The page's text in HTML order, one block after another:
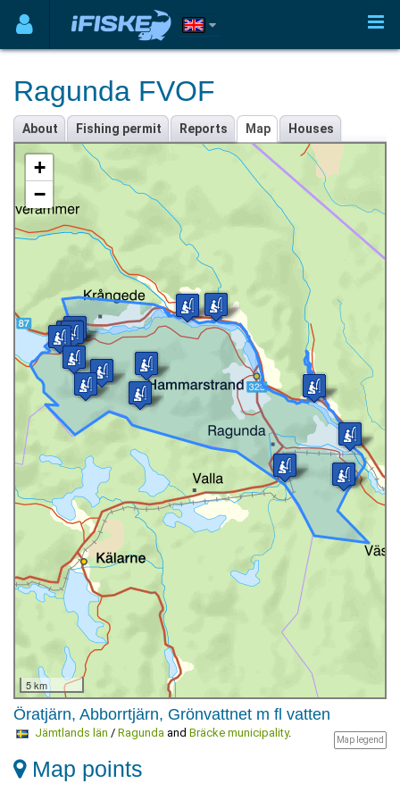
Ragunda FVOF
About Fishing permit Reports Map Houses
+
−
5 km
Öratjärn, Abborrtjärn, Grönvattnet m fl vatten
Map legend
Jämtlands län / Ragundaand Bräcke municipality.
Map points